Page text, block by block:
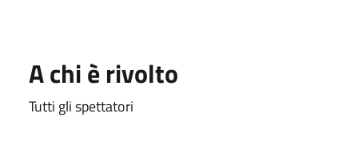
A chi è rivolto
Tutti gli spettatori